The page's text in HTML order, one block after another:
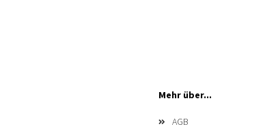
Mehr über...
AGB